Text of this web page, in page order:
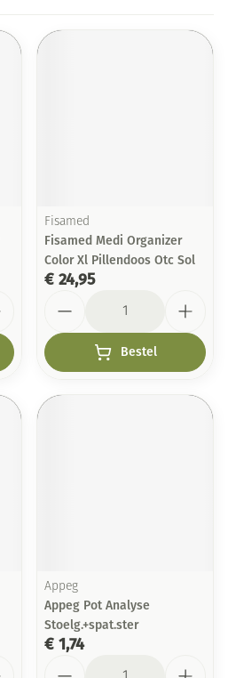
Fisamed
Fisamed Medi Organizer
Color Xl Pillendoos Otc Sol
€ 24,95
Bestel
Appeg
Appeg Pot Analyse
Stoelg.+spat.ster
€ 1,74